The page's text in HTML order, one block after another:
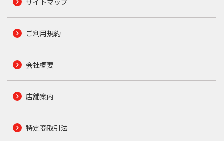
サイトマップ
ご利用規約
会社概要
店舗案内
特定商取引法